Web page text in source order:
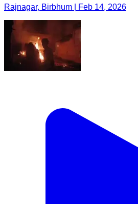
Rajnagar, Birbhum | Feb 14, 2026